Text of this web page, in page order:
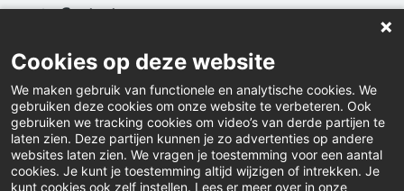
Contact
Actueel
Nieuwsbrieven
Inloggen
Downloads
Cookies op deze website
We maken gebruik van functionele en analytische cookies. We
gebruiken deze cookies om onze website te verbeteren. Ook
gebruiken we tracking cookies om video’s van derde partijen te
laten zien. Deze partijen kunnen je zo advertenties op andere
websites laten zien. We vragen je toestemming voor een aantal
cookies. Je kunt je toestemming altijd wijzigen of intrekken. Je
kunt cookies ook zelf instellen. Lees er meer over in onze